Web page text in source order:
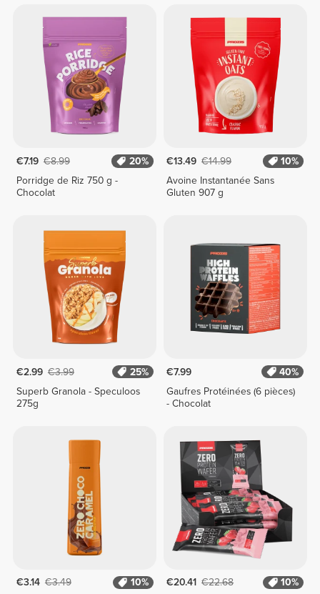
€7.19 €8.99
20%
Porridge de Riz 750 g -
Chocolat
€13.49 €14.99
10%
Avoine Instantanée Sans
Gluten 907 g
€2.99 €3.99
25%
Superb Granola - Speculoos
275g
€7.99
40%
Gaufres Protéinées (6 pièces)
- Chocolat
€3.14 €3.49
10%
€20.41 €22.68
10%